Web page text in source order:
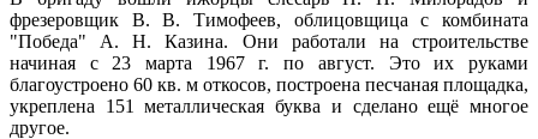
фрезеровщик В. В. Тимофеев, облицовщица с комбината
"Победа" А. Н. Казина. Они работали на строительстве
начиная с 23 марта 1967 г. по август. Это их руками
благоустроено 60 кв. м откосов, построена песчаная площадка,
укреплена 151 металлическая буква и сделано ещё многое
другое.